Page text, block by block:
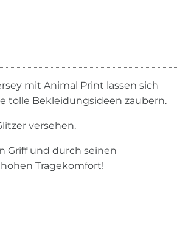
mit Animal Print lassen sich
tolle Bekleidungsideen zaubern.
versehen.
Griff und durch seinen
Tragekomfort!